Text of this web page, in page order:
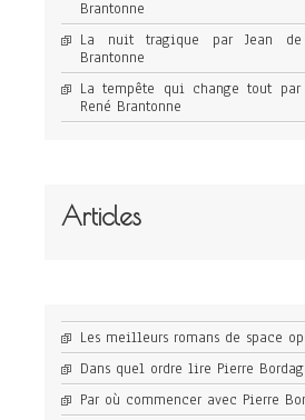
Brantonne
La nuit tragique par Jean
Brantonne
La tempête qui change tout
René Brantonne
Articles
Les meilleurs romans de space
Dans quel ordre lire Pierre
Par où commencer avec Pierre